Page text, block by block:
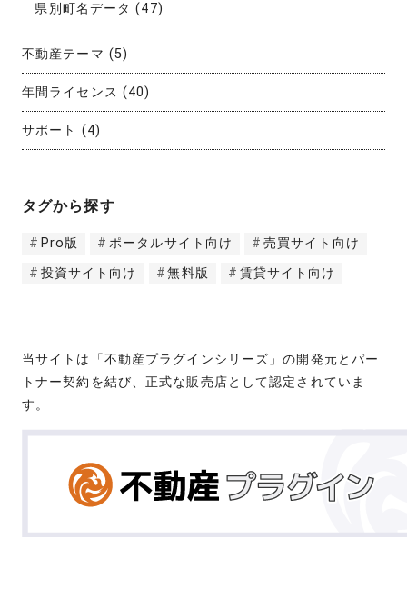
県別町名データ (47)
不動産テーマ (5)
年間ライセンス (40)
サポート (4)
タグから探す
Pro版 ポータルサイト向け
売買サイト向け
投資サイト向け
無料版 賃貸サイト向け
当サイトは「不動産プラグインシリーズ」の開発元とパー
トナー契約を結び、正式な販売店として認定されていま
す。